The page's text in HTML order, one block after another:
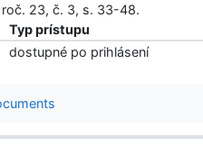
23, č. 3, s. 33-48.
Typ prístupu
dostupné po prihlásení